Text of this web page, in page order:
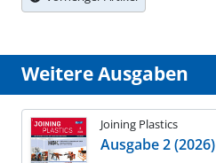
Weitere Ausgaben
Joining Plastics
Ausgabe 2 (2026)